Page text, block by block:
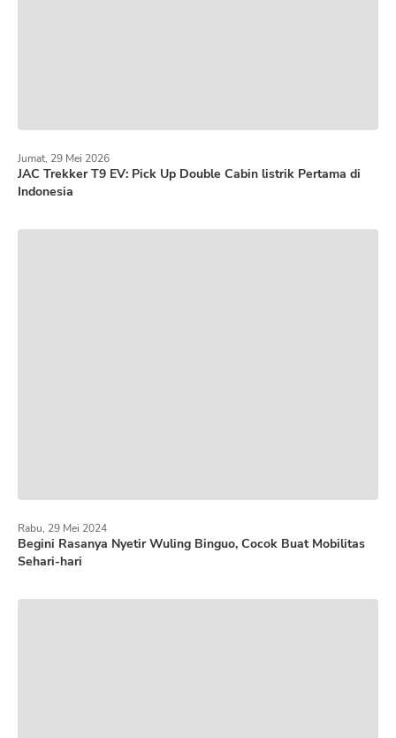
JAC Trekker T9 EV: Pick Up Double Cabin listrik Pertama di
Indonesia
Jumat, 29 Mei 2026
Begini Rasanya Nyetir Wuling Binguo, Cocok Buat Mobilitas
Sehari-hari
Rabu, 29 Mei 2024